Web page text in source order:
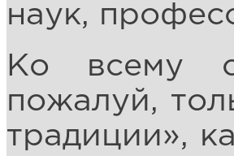
наук,
Ко всему
пожалуй,
традиции»,